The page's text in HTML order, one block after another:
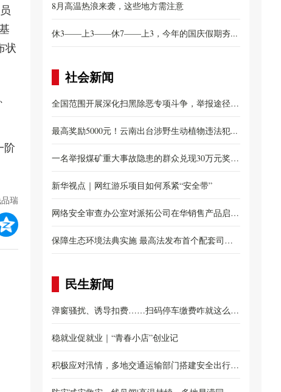
状
阶
瑞
8月高温热浪来袭，这些地方需注意
休3——上3——休7——上3，今年的国庆假期夯...
社会新闻
全国范围开展深化扫黑除恶专项斗争，举报途径公
布...
最高奖励5000元！云南出台涉野生动植物违法犯...
一名举报煤矿重大事故隐患的群众兑现30万元奖
励...
新华视点｜网红游乐项目如何系紧“安全带”
网络安全审查办公室对派拓公司在华销售产品启动
网...
保障生态环境法典实施 最高法发布首个配套司法
民生新闻
弹窗骚扰、诱导扣费……扫码停车缴费咋就这么
难？...
稳就业促就业｜“青春小店”创业记
积极应对汛情，多地交通运输部门搭建安全出行防